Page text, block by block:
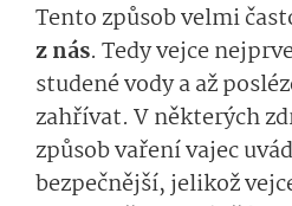
Tento způsob velmi
z nás. Tedy vejce
studené vody a až
zahřívat. V některých
způsob vaření vajec
bezpečnější, jelikož